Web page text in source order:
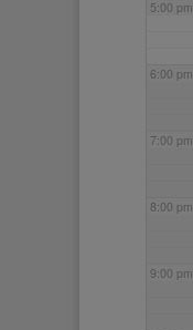
5:00 pm
6:00 pm
7:00 pm
8:00 pm
9:00 pm